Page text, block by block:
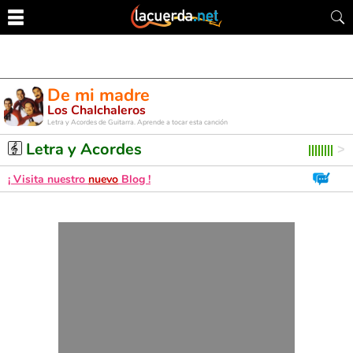
De mi madre
Los Chalchaleros
Letra y Acordes de Guitarra. Aprende a tocar esta canción
Letra y Acordes
¡ Visita nuestro nuevo Blog !